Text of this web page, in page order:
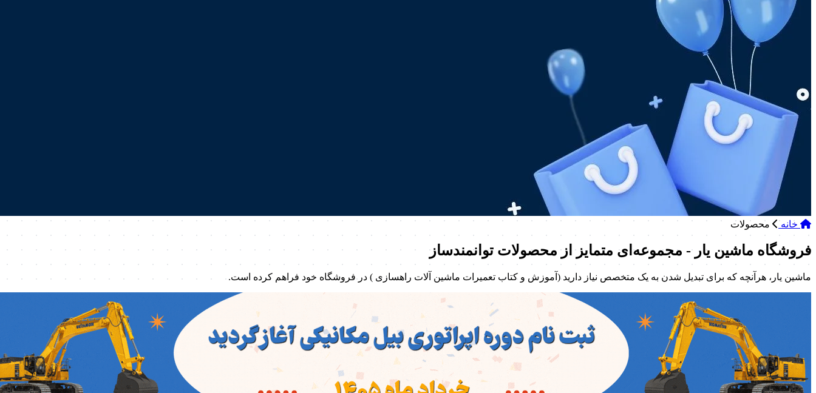
خانه محصولات
فروشگاه ماشین یار - مجموعه‌ای متمایز از محصولات توانمندساز
ماشین یار، هرآنچه که برای تبدیل شدن به یک متخصص نیاز دارید (آموزش و کتاب تعمیرات ماشین آلات راهسازی ) در فروشگاه خود فراهم کرده است.